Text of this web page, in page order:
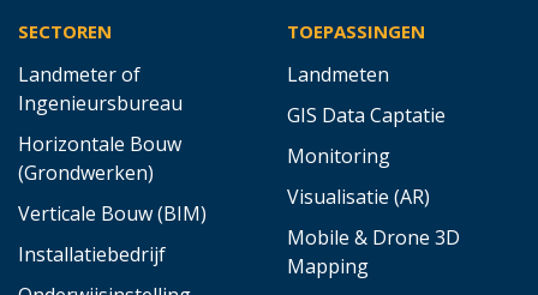
SECTOREN
Landmeter of
Ingenieursbureau
Horizontale Bouw
(Grondwerken)
Verticale Bouw (BIM)
Installatiebedrijf
TOEPASSINGEN
Landmeten
GIS Data Captatie
Monitoring
Visualisatie (AR)
Mobile & Drone 3D
Mapping